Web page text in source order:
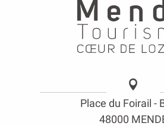
Place du Foirail -
48000